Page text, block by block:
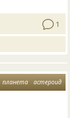
1
планета астероид